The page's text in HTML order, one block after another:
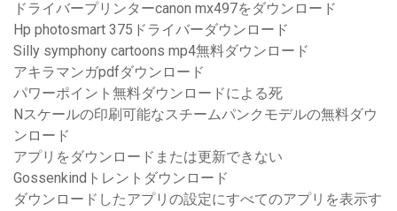
ドライバープリンターcanon mx497をダウンロード
Hp photosmart 375ドライバーダウンロード
Silly symphony cartoons mp4無料ダウンロード
アキラマンガpdfダウンロード
パワーポイント無料ダウンロードによる死
Nスケールの印刷可能なスチームパンクモデルの無料ダウ
ンロード
アプリをダウンロードまたは更新できない
Gossenkindトレントダウンロード
ダウンロードしたアプリの設定にすべてのアプリを表示す